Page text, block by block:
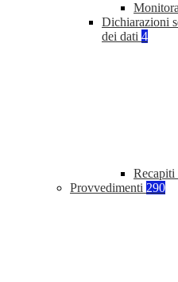
Dichiarazioni
dei dati 4
Recapiti
Provvedimenti 290